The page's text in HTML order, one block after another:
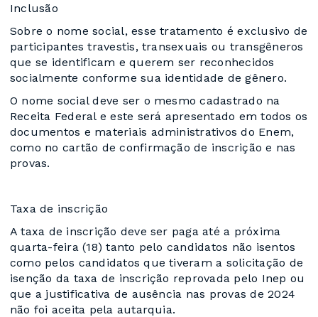
Inclusão
Sobre o nome social, esse tratamento é exclusivo de
participantes travestis, transexuais ou transgêneros
que se identificam e querem ser reconhecidos
socialmente conforme sua identidade de gênero.
O nome social deve ser o mesmo cadastrado na
Receita Federal e este será apresentado em todos os
documentos e materiais administrativos do Enem,
como no cartão de confirmação de inscrição e nas
provas.
Taxa de inscrição
A taxa de inscrição deve ser paga até a próxima
quarta-feira (18) tanto pelo candidatos não isentos
como pelos candidatos que tiveram a solicitação de
isenção da taxa de inscrição reprovada pelo Inep ou
que a justificativa de ausência nas provas de 2024
não foi aceita pela autarquia.